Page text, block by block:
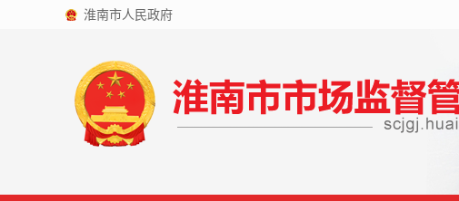
淮南市人民政府